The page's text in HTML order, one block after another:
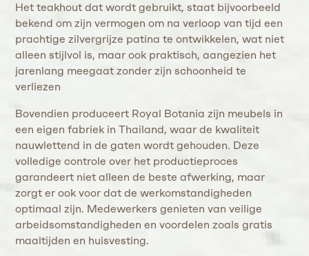
Het teakhout dat wordt gebruikt, staat bijvoorbeeld
bekend om zijn vermogen om na verloop van tijd een
prachtige zilvergrijze patina te ontwikkelen, wat niet
alleen stijlvol is, maar ook praktisch, aangezien het
jarenlang meegaat zonder zijn schoonheid te
verliezen​
Bovendien produceert Royal Botania zijn meubels in
een eigen fabriek in Thailand, waar de kwaliteit
nauwlettend in de gaten wordt gehouden. Deze
volledige controle over het productieproces
garandeert niet alleen de beste afwerking, maar
zorgt er ook voor dat de werkomstandigheden
optimaal zijn. Medewerkers genieten van veilige
arbeidsomstandigheden en voordelen zoals gratis
maaltijden en huisvesting​.